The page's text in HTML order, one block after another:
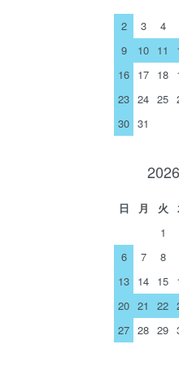
2
3 4
9
10 11
16 17 18
23 24 25
30 31
日 月 火
1
6
7 8
13 14 15
20 21 22
27 28 29